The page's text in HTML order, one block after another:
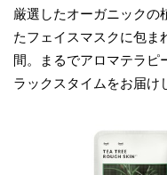
厳選したオーガニックの
たフェイスマスクに包ま
間。まるでアロマテラピ
ラックスタイムをお届け